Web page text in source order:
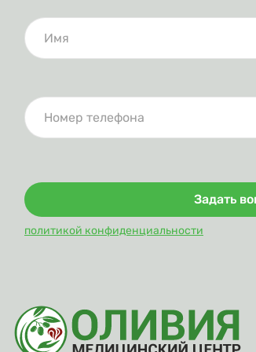
Задать
политикой конфиденциальности